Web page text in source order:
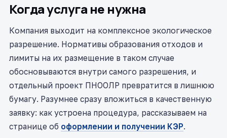
Когда услуга не нужна
Компания выходит на комплексное экологическое
разрешение. Нормативы образования отходов и
лимиты на их размещение в таком случае
обосновываются внутри самого разрешения, и
отдельный проект ПНООЛР превратится в лишнюю
бумагу. Разумнее сразу вложиться в качественную
заявку: как устроена процедура, рассказываем на
странице об оформлении и получении КЭР.